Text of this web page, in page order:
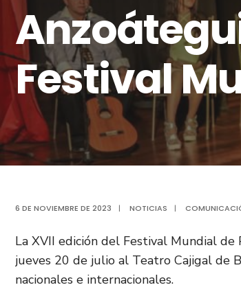
Festival
6 DE NOVIEMBRE DE 2023 | NOTICIAS |
La XVII edición del Festival Mundial
jueves 20 de julio al Teatro Cajigal de
nacionales e internacionales.